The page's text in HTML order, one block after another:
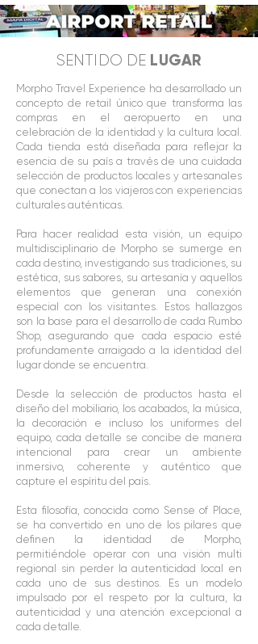
SENTIDO DE LUGAR
Morpho Travel Experience ha desarrollado un
concepto de retail único que transforma las
compras en el aeropuerto en una
celebración de la identidad y la cultura local.
Cada tienda está diseñada para reflejar la
esencia de su país a través de una cuidada
selección de productos locales y artesanales
que conectan a los viajeros con experiencias
culturales auténticas.
Para hacer realidad esta visión, un equipo
multidisciplinario de Morpho se sumerge en
cada destino, investigando sus tradiciones, su
estética, sus sabores, su artesanía y aquellos
elementos que generan una conexión
especial con los visitantes. Estos hallazgos
son la base para el desarrollo de cada Rumbo
Shop, asegurando que cada espacio esté
profundamente arraigado a la identidad del
lugar donde se encuentra.
Desde la selección de productos hasta el
diseño del mobiliario, los acabados, la música,
la decoración e incluso los uniformes del
equipo, cada detalle se concibe de manera
intencional para crear un ambiente
inmersivo, coherente y auténtico que
capture el espíritu del país.
Esta filosofía, conocida como Sense of Place,
se ha convertido en uno de los pilares que
definen la identidad de Morpho,
permitiéndole operar con una visión multi
regional sin perder la autenticidad local en
cada uno de sus destinos. Es un modelo
impulsado por el respeto por la cultura, la
autenticidad y una atención excepcional a
cada detalle.